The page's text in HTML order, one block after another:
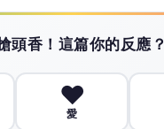
頭香！這篇你的反應？
❤️
愛